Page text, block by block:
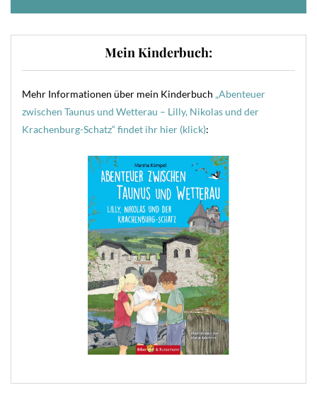
Mein Kinderbuch:
Mehr Informationen über mein Kinderbuch „Abenteuer
zwischen Taunus und Wetterau – Lilly, Nikolas und der
Krachenburg-Schatz“ findet ihr hier (klick):